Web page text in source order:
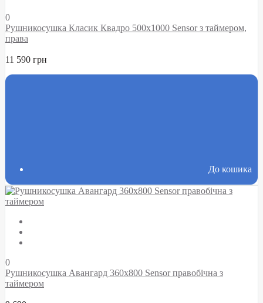
0
Рушникосушка Класик Квадро 500х1000 Sensor з таймером,
права
11 590 грн
До кошика
0
Рушникосушка Авангард 360х800 Sensor правобічна з
таймером